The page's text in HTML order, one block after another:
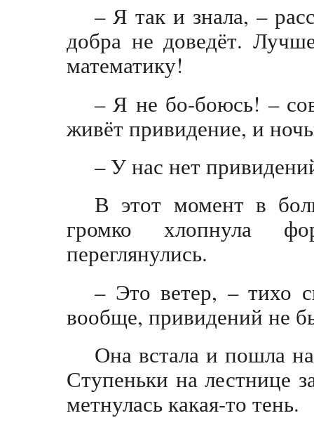
– Я так и знала, –
добра не доведёт.
математику!
– Я не бо-боюсь! –
живёт привидение, и
– У нас нет
В этот момент в
громко хлопнула
переглянулись.
– Это ветер, – тихо
вообще, привидений не
Она встала и пошла
Ступеньки на лестнице
метнулась какая-то тень.